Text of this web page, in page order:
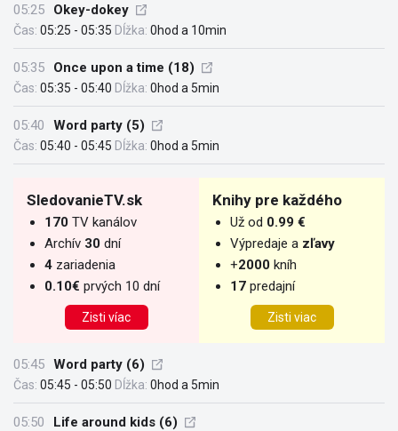
05:25 Okey-dokey
Čas: 05:25 - 05:35 Dĺžka: 0hod a 10min
05:35 Once upon a time (18)
Čas: 05:35 - 05:40 Dĺžka: 0hod a 5min
05:40 Word party (5)
Čas: 05:40 - 05:45 Dĺžka: 0hod a 5min
SledovanieTV.sk
170 TV kanálov
Archív 30 dní
4 zariadenia
0.10€ prvých 10 dní
Zisti víac
Knihy pre každého
Už od 0.99 €
Výpredaje a zľavy
+2000 kníh
17 predajní
Zisti viac
05:45 Word party (6)
Čas: 05:45 - 05:50 Dĺžka: 0hod a 5min
05:50 Life around kids (6)